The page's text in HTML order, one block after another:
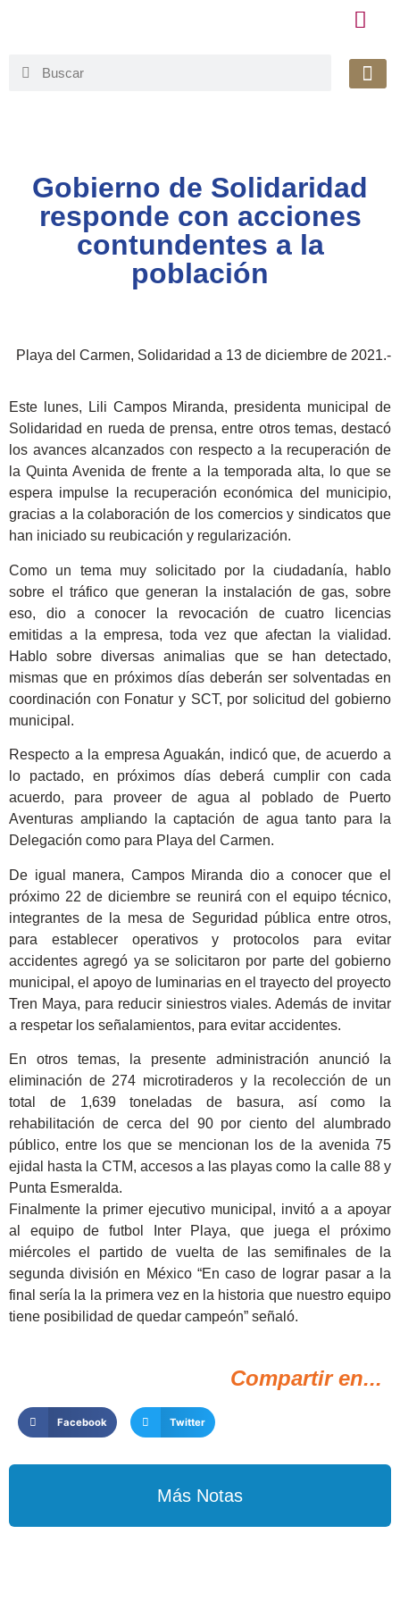
Gobierno de Solidaridad
responde con acciones
contundentes a la
población
Playa del Carmen, Solidaridad a 13 de diciembre de 2021.-
Este lunes, Lili Campos Miranda, presidenta municipal de
Solidaridad en rueda de prensa, entre otros temas, destacó
los avances alcanzados con respecto a la recuperación de
la Quinta Avenida de frente a la temporada alta, lo que se
espera impulse la recuperación económica del municipio,
gracias a la colaboración de los comercios y sindicatos que
han iniciado su reubicación y regularización.
Como un tema muy solicitado por la ciudadanía, hablo
sobre el tráfico que generan la instalación de gas, sobre
eso, dio a conocer la revocación de cuatro licencias
emitidas a la empresa, toda vez que afectan la vialidad.
Hablo sobre diversas animalias que se han detectado,
mismas que en próximos días deberán ser solventadas en
coordinación con Fonatur y SCT, por solicitud del gobierno
municipal.
Respecto a la empresa Aguakán, indicó que, de acuerdo a
lo pactado, en próximos días deberá cumplir con cada
acuerdo, para proveer de agua al poblado de Puerto
Aventuras ampliando la captación de agua tanto para la
Delegación como para Playa del Carmen.
De igual manera, Campos Miranda dio a conocer que el
próximo 22 de diciembre se reunirá con el equipo técnico,
integrantes de la mesa de Seguridad pública entre otros,
para establecer operativos y protocolos para evitar
accidentes agregó ya se solicitaron por parte del gobierno
municipal, el apoyo de luminarias en el trayecto del proyecto
Tren Maya, para reducir siniestros viales. Además de invitar
a respetar los señalamientos, para evitar accidentes.
En otros temas, la presente administración anunció la
eliminación de 274 microtiraderos y la recolección de un
total de 1,639 toneladas de basura, así como la
rehabilitación de cerca del 90 por ciento del alumbrado
público, entre los que se mencionan los de la avenida 75
ejidal hasta la CTM, accesos a las playas como la calle 88 y
Punta Esmeralda.
Finalmente la primer ejecutivo municipal, invitó a a apoyar
al equipo de futbol Inter Playa, que juega el próximo
miércoles el partido de vuelta de las semifinales de la
segunda división en México “En caso de lograr pasar a la
final sería la la primera vez en la historia que nuestro equipo
tiene posibilidad de quedar campeón” señaló.
Compartir en...
Facebook Twitter
Más Notas